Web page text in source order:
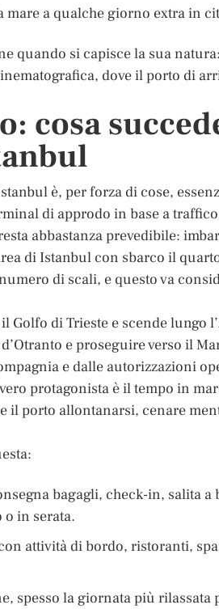
a qualche giorno extra in
quando si capisce la sua
dove il porto di
cosa
è, per forza di cose,
di approdo in base a
abbastanza prevedibile:
di Istanbul con sbarco il
di scali, e questo va
Golfo di Trieste e scende lungo
e proseguire verso il
e dalle autorizzazioni
protagonista è il tempo in
il porto allontanarsi, cenare
bagagli, check-in, salita
in serata.
attività di bordo, ristoranti,
spesso la giornata più rilassata